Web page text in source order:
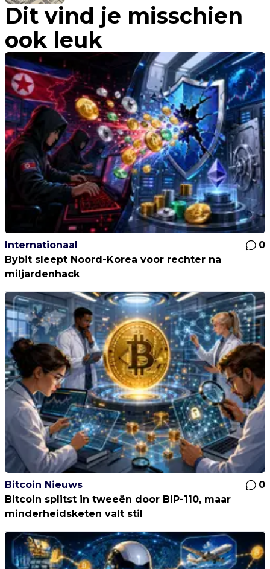
memecoins
Dit vind je misschien
ook leuk
Internationaal
0
Bybit sleept Noord-Korea voor rechter na
miljardenhack
Bitcoin Nieuws
0
Bitcoin splitst in tweeën door BIP-110, maar
minderheidsketen valt stil